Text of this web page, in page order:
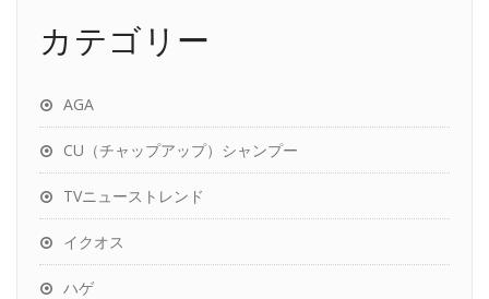
カテゴリー
AGA
CU（チャップアップ）シャンプー
TVニューストレンド
イクオス
ハゲ